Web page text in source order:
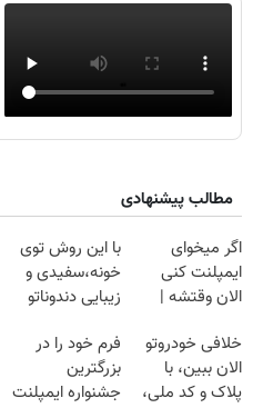
مطالب پیشنهادی
اگر میخوای
ایمپلنت کنی
الان وقتشه |
میلیون تومان!!!
با این روش توی
خونه،سفیدی و
زیبایی دندوناتو
(40%off)
خلافی خودروتو
الان ببین، با
پلاک و کد ملی،
فرم خود را در
بزرگترین
جشنواره ایمپلنت